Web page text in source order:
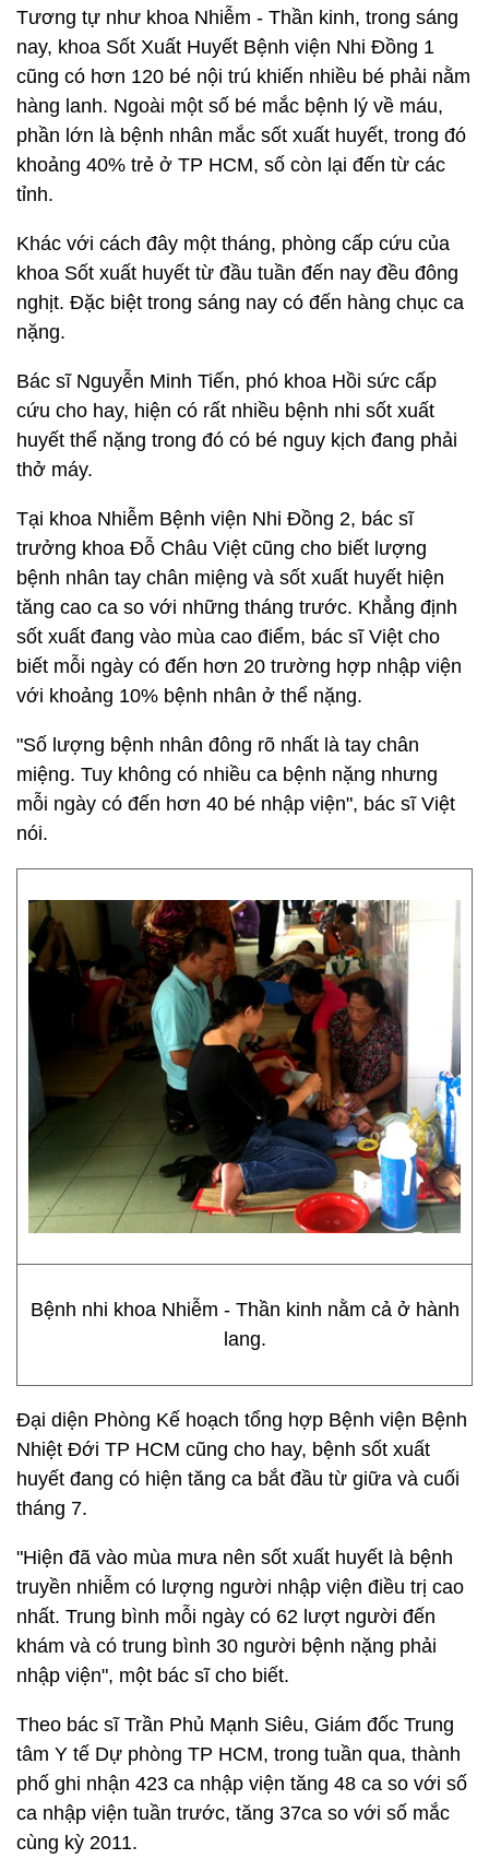
Tương tự như khoa Nhiễm - Thần kinh, trong sáng
nay, khoa Sốt Xuất Huyết Bệnh viện Nhi Đồng 1
cũng có hơn 120 bé nội trú khiến nhiều bé phải nằm
hàng lanh. Ngoài một số bé mắc bệnh lý về máu,
phần lớn là bệnh nhân mắc sốt xuất huyết, trong đó
khoảng 40% trẻ ở TP HCM, số còn lại đến từ các
tỉnh.
Khác với cách đây một tháng, phòng cấp cứu của
khoa Sốt xuất huyết từ đầu tuần đến nay đều đông
nghịt. Đặc biệt trong sáng nay có đến hàng chục ca
nặng.
Bác sĩ Nguyễn Minh Tiến, phó khoa Hồi sức cấp
cứu cho hay, hiện có rất nhiều bệnh nhi sốt xuất
huyết thể nặng trong đó có bé nguy kịch đang phải
thở máy.
Tại khoa Nhiễm Bệnh viện Nhi Đồng 2, bác sĩ
trưởng khoa Đỗ Châu Việt cũng cho biết lượng
bệnh nhân tay chân miệng và sốt xuất huyết hiện
tăng cao ca so với những tháng trước. Khẳng định
sốt xuất đang vào mùa cao điểm, bác sĩ Việt cho
biết mỗi ngày có đến hơn 20 trường hợp nhập viện
với khoảng 10% bệnh nhân ở thể nặng.
"Số lượng bệnh nhân đông rõ nhất là tay chân
miệng. Tuy không có nhiều ca bệnh nặng nhưng
mỗi ngày có đến hơn 40 bé nhập viện", bác sĩ Việt
nói.
Bệnh nhi khoa Nhiễm - Thần kinh nằm cả ở hành
lang.
Đại diện Phòng Kế hoạch tổng hợp Bệnh viện Bệnh
Nhiệt Đới TP HCM cũng cho hay, bệnh sốt xuất
huyết đang có hiện tăng ca bắt đầu từ giữa và cuối
tháng 7.
"Hiện đã vào mùa mưa nên sốt xuất huyết là bệnh
truyền nhiễm có lượng người nhập viện điều trị cao
nhất. Trung bình mỗi ngày có 62 lượt người đến
khám và có trung bình 30 người bệnh nặng phải
nhập viện", một bác sĩ cho biết.
Theo bác sĩ Trần Phủ Mạnh Siêu, Giám đốc Trung
tâm Y tế Dự phòng TP HCM, trong tuần qua, thành
phố ghi nhận 423 ca nhập viện tăng 48 ca so với số
ca nhập viện tuần trước, tăng 37ca so với số mắc
cùng kỳ 2011.